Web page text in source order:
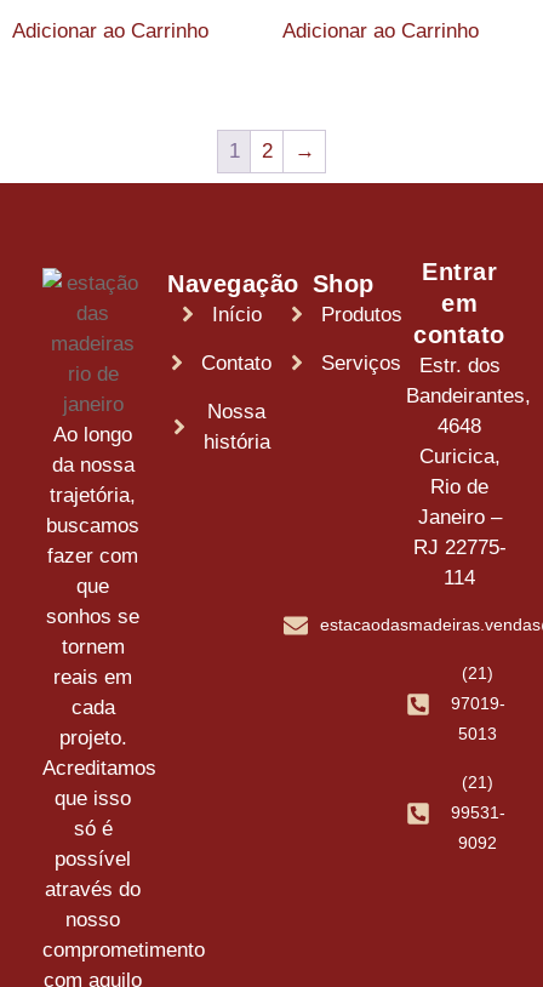
Adicionar ao Carrinho Adicionar ao Carrinho
1 2 →
Ao longo
da nossa
trajetória,
buscamos
fazer com
que
sonhos se
tornem
reais em
cada
projeto.
Acreditamos
que isso
só é
possível
através do
nosso
comprometimento
com aquilo
Navegação
Início
Contato
Nossa
história
Shop
Produtos
Serviços
Entrar
em
contato
Estr. dos
Bandeirantes,
4648
Curicica,
Rio de
Janeiro –
RJ 22775-
114
(21)
97019-
5013
(21)
99531-
9092